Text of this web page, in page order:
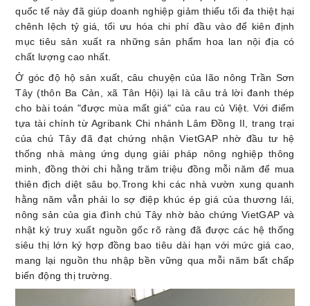
quốc tế này đã giúp doanh nghiệp giảm thiểu tối đa thiệt hại
chênh lệch tỷ giá, tối ưu hóa chi phí đầu vào để kiên định
mục tiêu sản xuất ra những sản phẩm hoa lan nội địa có
chất lượng cao nhất.
Ở góc độ hộ sản xuất, câu chuyện của lão nông Trần Sơn
Tây (thôn Ba Cản, xã Tân Hội) lại là câu trả lời đanh thép
cho bài toán "được mùa mất giá" của rau củ Việt. Với điểm
tựa tài chính từ Agribank Chi nhánh Lâm Đồng II, trang trại
của chú Tây đã đạt chứng nhận VietGAP nhờ đầu tư hệ
thống nhà màng ứng dụng giải pháp nông nghiệp thông
minh, đồng thời chi hằng trăm triệu đồng mỗi năm để mua
thiên địch diệt sâu bọ.Trong khi các nhà vườn xung quanh
hằng năm vẫn phải lo sợ điệp khúc ép giá của thương lái,
nông sản của gia đình chú Tây nhờ bảo chứng VietGAP và
nhật ký truy xuất nguồn gốc rõ ràng đã được các hệ thống
siêu thị lớn ký hợp đồng bao tiêu dài hạn với mức giá cao,
mang lại nguồn thu nhập bền vững qua mỗi năm bất chấp
biến động thị trường.